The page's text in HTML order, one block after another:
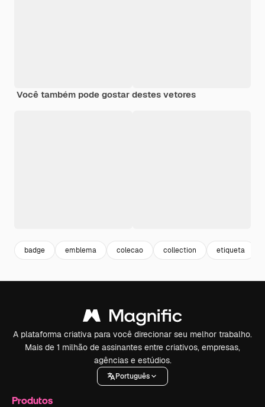
Você também pode gostar destes vetores
badge emblema colecao collection etiqueta
A plataforma criativa para você direcionar seu melhor trabalho.
Mais de 1 milhão de assinantes entre criativos, empresas,
agências e estúdios.
Português
Produtos